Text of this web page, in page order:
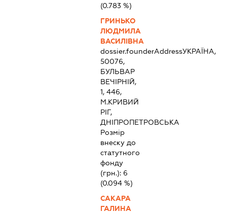
(0.783 %)
ГРИНЬКО
ЛЮДМИЛА
ВАСИЛІВНА
dossier.founderAddressУКРАЇНА,
50076,
БУЛЬВАР
ВЕЧІРНІЙ,
1, 446,
М.КРИВИЙ
РІГ,
ДНІПРОПЕТРОВСЬКА
Розмір
внеску до
статутного
фонду
(грн.): 6
(0.094 %)
САКАРА
ГАЛИНА